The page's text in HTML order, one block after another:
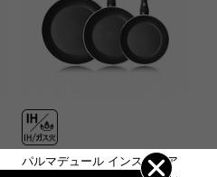
パルマデュール インスパイア